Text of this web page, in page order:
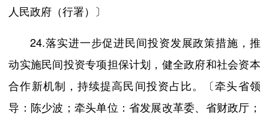
人民政府（行署）〕
24.落实进一步促进民间投资发展政策措施，推
动实施民间投资专项担保计划，健全政府和社会资本
合作新机制，持续提高民间投资占比。〔牵头省领
导：陈少波；牵头单位：省发展改革委、省财政厅；